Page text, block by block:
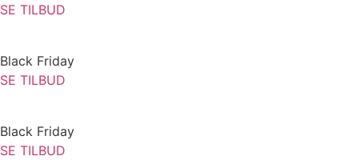
SE TILBUD
Black Friday
SE TILBUD
Black Friday
SE TILBUD